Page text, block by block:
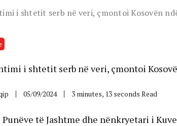
i shtetit serb në veri, çmontoi Kosovën
i shtetit serb në veri, çmontoi
05/09/2024 3 minutes, 13 seconds Read
të Jashtme dhe nënkryetari i